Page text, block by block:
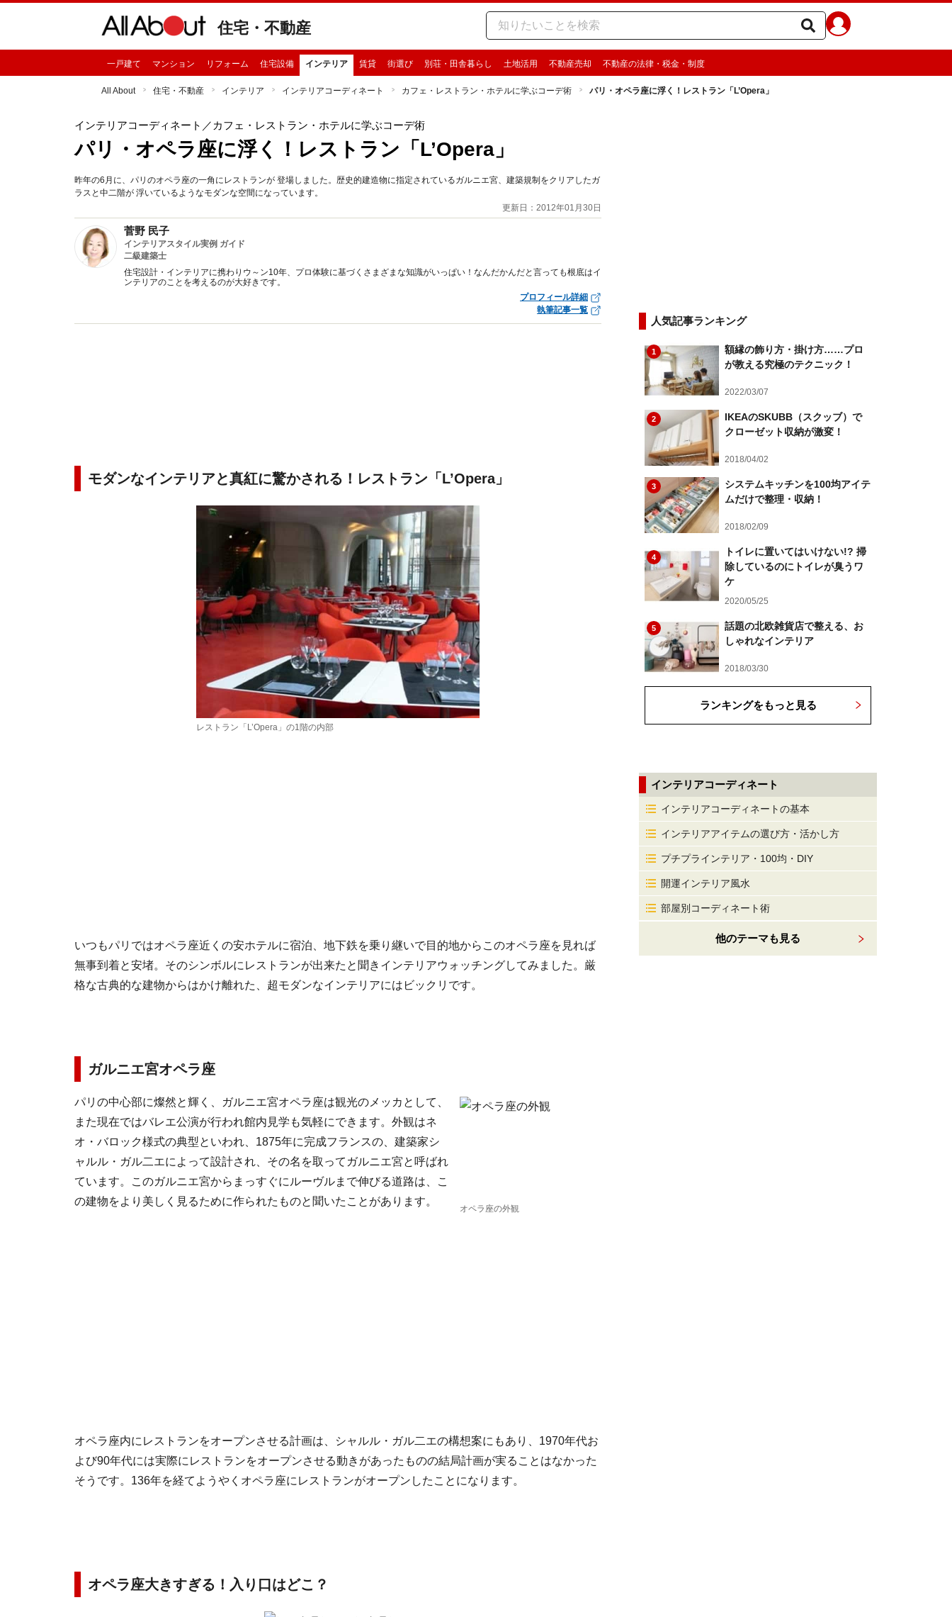
住宅・不動産
一戸建て マンション リフォーム 住宅設備 インテリア 賃貸 街選び 別荘・田舎暮らし 土地活用 不動産売却 不動産の法律・税金・制度
All About 住宅・不動産 インテリア インテリアコーディネート カフェ・レストラン・ホテルに学ぶコーデ術 パリ・オペラ座に浮く！レストラン「L’Opera」
インテリアコーディネート ／カフェ・レストラン・ホテルに学ぶコーデ術
パリ・オペラ座に浮く！レストラン「L’Opera」
昨年の6月に、パリのオペラ座の一角にレストランが 登場しました。歴史的建造物に指定されているガルニエ宮、建築規制をクリアしたガ
ラスと中二階が 浮いているようなモダンな空間になっています。
更新日：2012年01月30日
菅野 民子
インテリアスタイル実例 ガイド
二級建築士
住宅設計・インテリアに携わりウ～ン10年、プロ体験に基づくさまざまな知識がいっぱい！なんだかんだと言っても根底はイ
ンテリアのことを考えるのが大好きです。
プロフィール詳細
執筆記事一覧
モダンなインテリアと真紅に驚かされる！レストラン「L’Opera」
レストラン「L’Opera」の1階の内部
いつもパリではオペラ座近くの安ホテルに宿泊、地下鉄を乗り継いで目的地からこのオペラ座を見れば
無事到着と安堵。そのシンボルにレストランが出来たと聞きインテリアウォッチングしてみました。厳
格な古典的な建物からはかけ離れた、超モダンなインテリアにはビックリです。
ガルニエ宮オペラ座
オペラ座の外観
パリの中心部に燦然と輝く、ガルニエ宮オペラ座は観光のメッカとして、
また現在ではバレエ公演が行われ館内見学も気軽にできます。外観はネ
オ・バロック様式の典型といわれ、1875年に完成フランスの、建築家シ
ャルル・ガル二エによって設計され、その名を取ってガルニエ宮と呼ばれ
ています。このガルニエ宮からまっすぐにルーヴルまで伸びる道路は、こ
の建物をより美しく見るために作られたものと聞いたことがあります。
オペラ座内にレストランをオープンさせる計画は、シャルル・ガル二エの構想案にもあり、1970年代お
よび90年代には実際にレストランをオープンさせる動きがあったものの結局計画が実ることはなかった
そうです。136年を経てようやくオペラ座にレストランがオープンしたことになります。
オペラ座大きすぎる！入り口はどこ？
人気記事ランキング
1
額縁の飾り方・掛け方……プロ
が教える究極のテクニック！
2022/03/07
2
IKEAのSKUBB（スクッブ）で
クローゼット収納が激変！
2018/04/02
3
システムキッチンを100均アイテ
ムだけで整理・収納！
2018/02/09
4
トイレに置いてはいけない!? 掃
除しているのにトイレが臭うワ
ケ
2020/05/25
5
話題の北欧雑貨店で整える、お
しゃれなインテリア
2018/03/30
ランキングをもっと見る
インテリアコーディネート
インテリアコーディネートの基本
インテリアアイテムの選び方・活かし方
プチプラインテリア・100均・DIY
開運インテリア風水
部屋別コーディネート術
他のテーマも見る